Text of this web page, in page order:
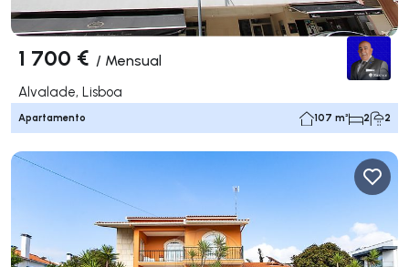
1 700 € / Mensual
Alvalade, Lisboa
Apartamento 107 m² 2 2